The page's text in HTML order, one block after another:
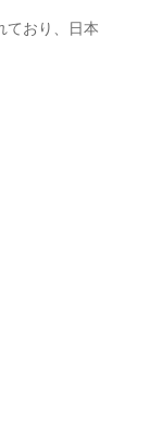
ており、日本